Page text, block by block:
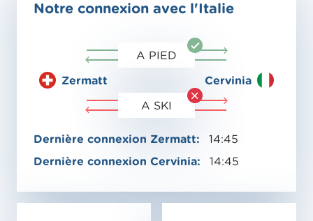
Notre connexion avec l'Italie
A PIED
Zermatt
Cervinia
A SKI
Dernière connexion Zermatt:
14:45
Dernière connexion Cervinia:
14:45